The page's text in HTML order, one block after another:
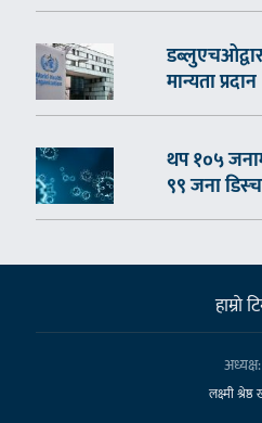
मान्यता प्रदान
थप १०५
९९ जना
हाम्राे
अध्यक्ष:
लक्ष्मी श्रेष्ठ